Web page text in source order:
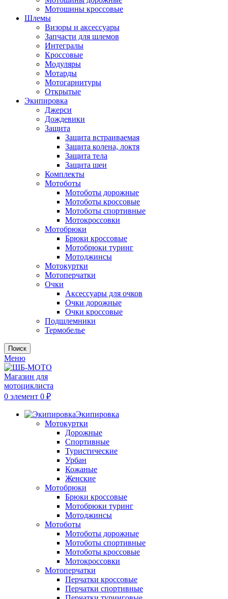
Мотошины кроссовые
Шлемы
Визоры и аксессуары
Запчасти для шлемов
Интегралы
Кроссовые
Модуляры
Мотарды
Мотогарнитуры
Открытые
Экипировка
Джерси
Дождевики
Защита
Защита встраиваемая
Защита колена, локтя
Защита тела
Защита шеи
Комплекты
Мотоботы
Мотоботы дорожные
Мотоботы кроссовые
Мотоботы спортивные
Мотокроссовки
Мотобрюки
Брюки кроссовые
Мотобрюки туринг
Мотоджинсы
Мотокуртки
Мотоперчатки
Очки
Аксессуары для очков
Очки дорожные
Очки кроссовые
Подшлемники
Термобелье
Поиск
Меню
0 элемент 0 ₽
Экипировка
Мотокуртки
Дорожные
Спортивные
Туристические
Урбан
Кожаные
Женские
Мотобрюки
Брюки кроссовые
Мотобрюки туринг
Мотоджинсы
Мотоботы
Мотоботы дорожные
Мотоботы спортивные
Мотоботы кроссовые
Мотокроссовки
Мотоперчатки
Перчатки кроссовые
Перчатки спортивные